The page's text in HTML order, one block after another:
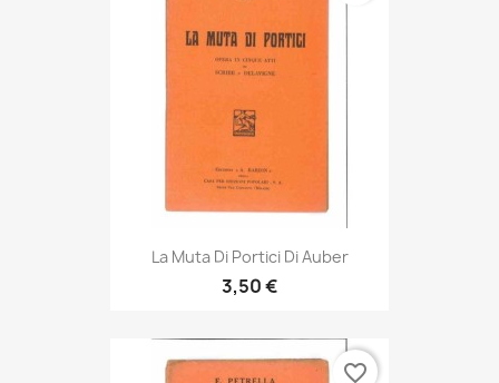
La Muta Di Portici Di Auber
3,50 €
favorite_border